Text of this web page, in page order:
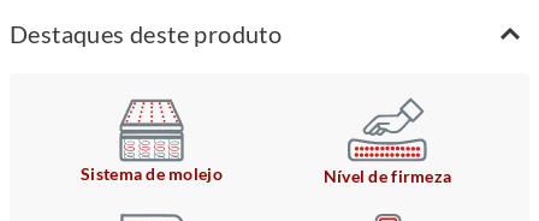
Destaques deste produto
Sistema de molejo Nível de firmeza